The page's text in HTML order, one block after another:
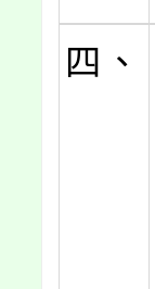
四、